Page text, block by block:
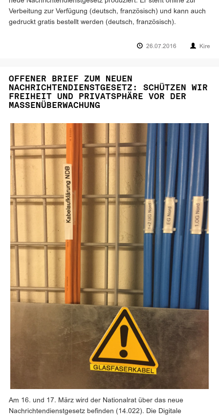
Verbeitung zur Verfügung (deutsch, französisch) und kann auch
gedruckt gratis bestellt werden (deutsch, französisch).
26.07.2016 Kire
OFFENER BRIEF ZUM NEUEN
NACHRICHTENDIENSTGESETZ: SCHÜTZEN WIR
FREIHEIT UND PRIVATSPHÄRE VOR DER
MASSENÜBERWACHUNG
Am 16. und 17. März wird der Nationalrat über das neue
Nachrichtendienstgesetz befinden (14.022). Die Digitale